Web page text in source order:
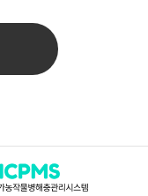
가농작물병해충관리시스템